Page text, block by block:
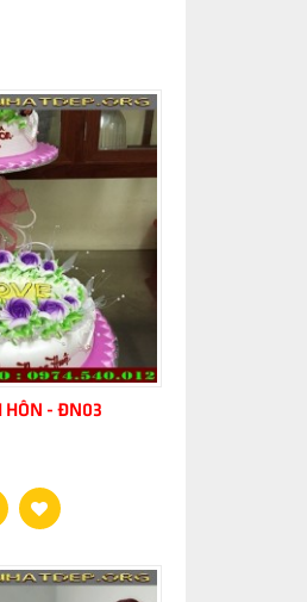
HÔN - ĐN03